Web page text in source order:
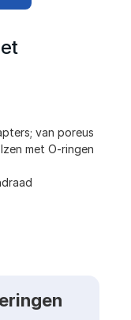
van poreus
met O-ringen